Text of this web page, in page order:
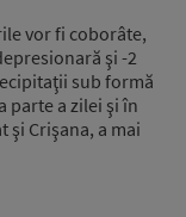
vor fi coborâte,
şi -2
sub formă
parte a zilei şi în
şi Crişana, a mai